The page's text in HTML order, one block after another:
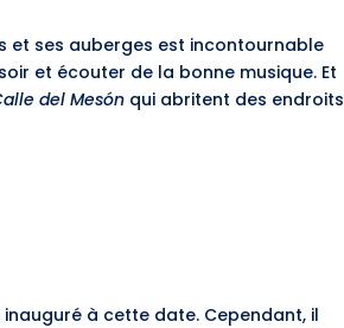
et ses auberges est incontournable
et écouter de la bonne musique. Et
del Mesón qui abritent des endroits
inauguré à cette date. Cependant, il